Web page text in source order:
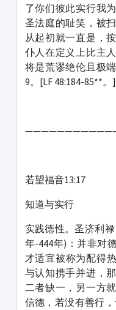
了你们彼此实行我
圣法庭的耻笑，被
从起初就一直是，
仆人在定义上比主
将是荒谬绝伦且极
9。[LF 48:184-85**。]
若望福音13:17
知道与实行
实践德性。圣济利禄
年-444年)：并非对
才适宜被称为配得
与认知携手并进，
二者缺一，另一方
信德，若没有善行